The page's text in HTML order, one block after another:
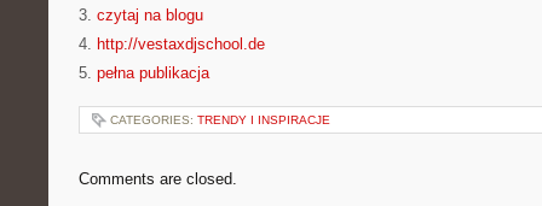
3. czytaj na blogu
4. http://vestaxdjschool.de
5. pełna publikacja
CATEGORIES: TRENDY I INSPIRACJE
Comments are closed.